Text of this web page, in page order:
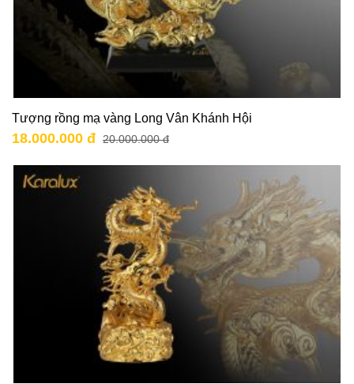
Tượng rồng mạ vàng Long Vân Khánh Hội
18.000.000 đ 20.000.000 đ